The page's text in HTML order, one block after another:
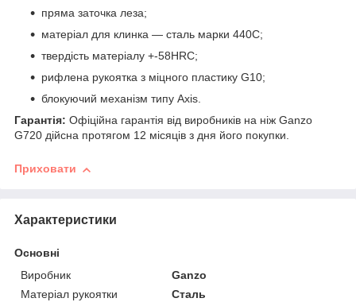
пряма заточка леза;
матеріал для клинка — сталь марки 440С;
твердість матеріалу +-58HRC;
рифлена рукоятка з міцного пластику G10;
блокуючий механізм типу Axis.
Гарантія: Офіційна гарантія від виробників на ніж Ganzo
G720 дійсна протягом 12 місяців з дня його покупки.
Приховати
Характеристики
Основні
Виробник
Ganzo
Матеріал рукоятки
Сталь